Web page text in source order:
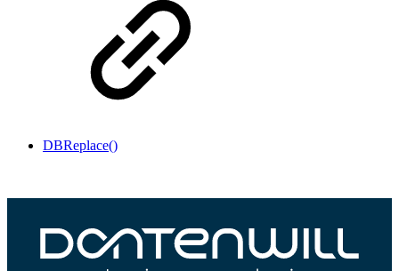
DBReplace()